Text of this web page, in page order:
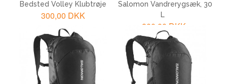
Bedsted Volley Klubtrøje
300,00 DKK
LÆG I KURV
Salomon Vandrerygsæk, 30
L
800,00 DKK
LÆG I KURV